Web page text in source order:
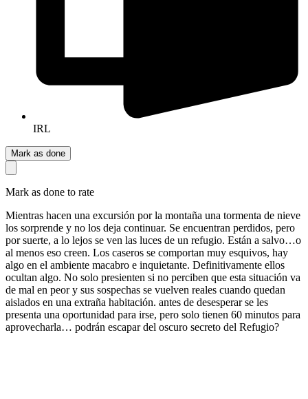
IRL
Mark as done
Mark as done to rate
Mientras hacen una excursión por la montaña una tormenta de nieve
los sorprende y no los deja continuar. Se encuentran perdidos, pero
por suerte, a lo lejos se ven las luces de un refugio. Están a salvo…o
al menos eso creen. Los caseros se comportan muy esquivos, hay
algo en el ambiente macabro e inquietante. Definitivamente ellos
ocultan algo. No solo presienten si no perciben que esta situación va
de mal en peor y sus sospechas se vuelven reales cuando quedan
aislados en una extraña habitación. antes de desesperar se les
presenta una oportunidad para irse, pero solo tienen 60 minutos para
aprovecharla… podrán escapar del oscuro secreto del Refugio?